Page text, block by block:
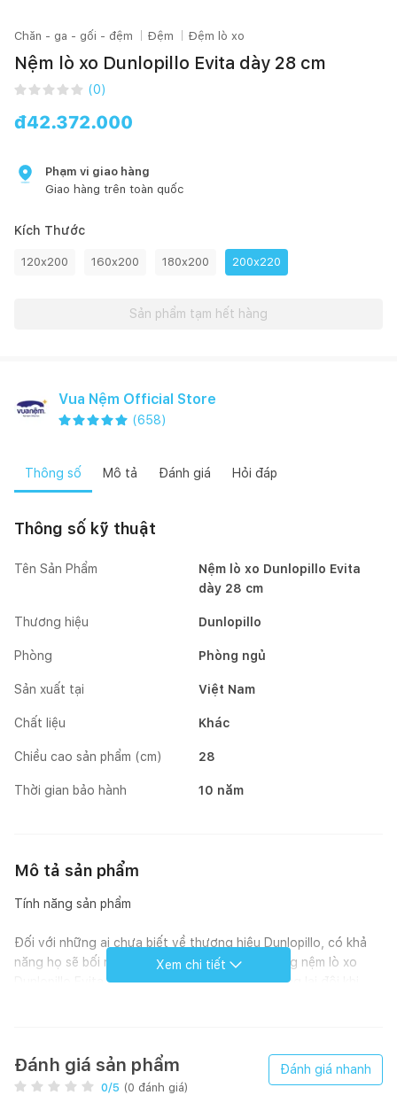
Chăn - ga - gối - đệm Đệm Đệm lò xo
Nệm lò xo Dunlopillo Evita dày 28 cm
(0)
đ42.372.000
Phạm vi giao hàng
Giao hàng trên toàn quốc
Kích Thước
120x200 160x200 180x200 200x220
Sản phẩm tạm hết hàng
Vua Nệm Official Store
(658)
Thông số Mô tả Đánh giá Hỏi đáp
Thông số kỹ thuật
Tên Sản Phẩm
Nệm lò xo Dunlopillo Evita
dày 28 cm
Thương hiệu Dunlopillo
Phòng Phòng ngủ
Sản xuất tại Việt Nam
Chất liệu Khác
Chiều cao sản phẩm (cm) 28
Thời gian bảo hành 10 năm
Mô tả sản phẩm
Tính năng sản phẩm
Đối với những ai chưa biết về thương hiệu Dunlopillo, có khả
năng họ sẽ bối rối với mức giá khá cao của dòng nệm lò xo
Dunlopillo Evita. Tuy vậy, chất lượng mà nó mang lại đôi khi
Đầu tiên phải kể đến đó là công nghệ túi lò xo siêu nhỏ Micro
Ultra Coil Pocket giúp nệm Evita cân bằng, giảm hiệu ứng lan
Xem chi tiết
Đánh giá sản phẩm
0/5 (0 đánh giá)
Đánh giá nhanh